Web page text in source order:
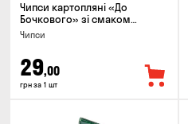
Чипси картоплянi «До
Бочкового» зі смаком
сметани із зеленню, 100г
Чипси
29,00
грн за 1 шт